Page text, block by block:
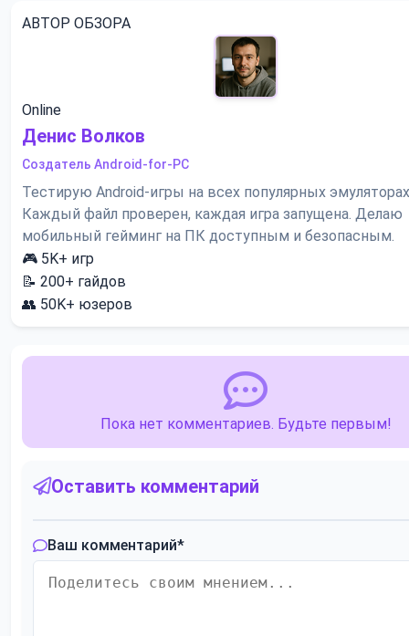
АВТОР ОБЗОРА
Online
Денис Волков
Создатель Android-for-PC
Тестирую Android-игры на всех популярных
Каждый файл проверен, каждая игра запущена. Делаю
мобильный гейминг на ПК доступным и безопасным.
🎮 5K+ игр
📝 200+ гайдов
👥 50K+ юзеров
Пока нет комментариев. Будьте первым!
Оставить комментарий
Ваш комментарий*